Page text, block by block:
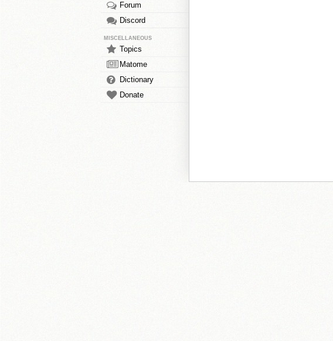
Forum
Discord
MISCELLANEOUS
Topics
Matome
Dictionary
Donate